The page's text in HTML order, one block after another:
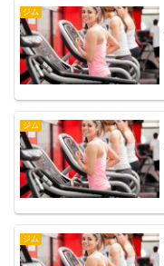
ジム
ジム
ジム